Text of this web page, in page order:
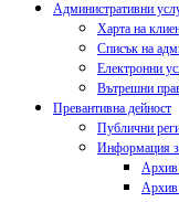
Административни
Харта на
Списък на
Електронни
Вътрешни
Превантивна дейност
Публични
Информация